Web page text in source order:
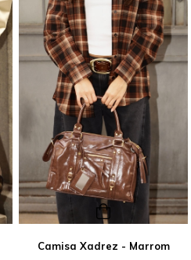
Camisa Xadrez - Marrom